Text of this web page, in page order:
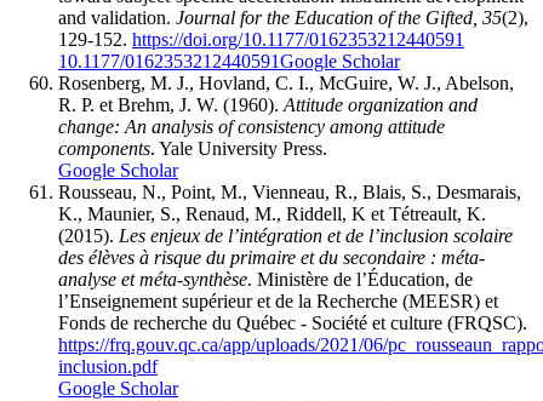
and validation. Journal for the Education of the Gifted, 35(2),
129-152. https://doi.org/10.1177/0162353212440591
10.1177/0162353212440591Google Scholar
Rosenberg, M. J., Hovland, C. I., McGuire, W. J., Abelson,
R. P. et Brehm, J. W. (1960).Attitude organization and
change: An analysis of consistency among attitude
components. Yale University Press.
Google Scholar
Rousseau, N., Point, M., Vienneau, R., Blais, S., Desmarais,
K., Maunier, S., Renaud, M., Riddell, K et Tétreault, K.
(2015). Les enjeux de l’intégration et de l’inclusion scolaire
des élèves à risque du primaire et du secondaire : méta-
analyse et méta-synthèse. Ministère de l’Éducation, de
l’Enseignement supérieur et de la Recherche (MEESR) et
Fonds de recherche du Québec - Société et culture (FRQSC).
https://frq.gouv.qc.ca/app/uploads/2021/06/
inclusion.pdf
Google Scholar